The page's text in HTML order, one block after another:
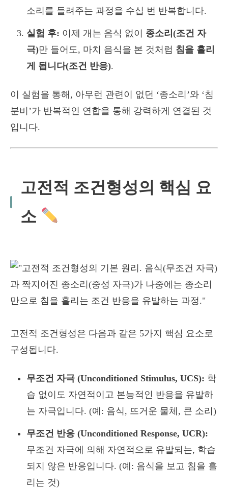
소리를 들려주는 과정을 수십 번 반복합니다.
실험 후: 이제 개는 음식 없이 종소리(조건 자
극)만 들어도, 마치 음식을 본 것처럼 침을 흘리
게 됩니다(조건 반응).
이 실험을 통해, 아무런 관련이 없던 ‘종소리’와 ‘침
분비’가 반복적인 연합을 통해 강력하게 연결된 것
입니다.
고전적 조건형성의 핵심 요
소
고전적 조건형성은 다음과 같은 5가지 핵심 요소로
구성됩니다.
무조건 자극 (Unconditioned Stimulus, UCS): 학
습 없이도 자연적이고 본능적인 반응을 유발하
는 자극입니다. (예: 음식, 뜨거운 물체, 큰 소리)
무조건 반응 (Unconditioned Response, UCR):
무조건 자극에 의해 자연적으로 유발되는, 학습
되지 않은 반응입니다. (예: 음식을 보고 침을 흘
리는 것)